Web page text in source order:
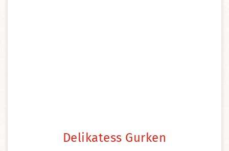
Delikatess Gurken